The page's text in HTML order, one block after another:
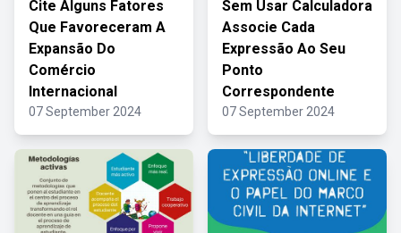
Cite Alguns Fatores
Que Favoreceram A
Expansão Do
Comércio
Internacional
07 September 2024
Sem Usar Calculadora
Associe Cada
Expressão Ao Seu
Ponto
Correspondente
07 September 2024